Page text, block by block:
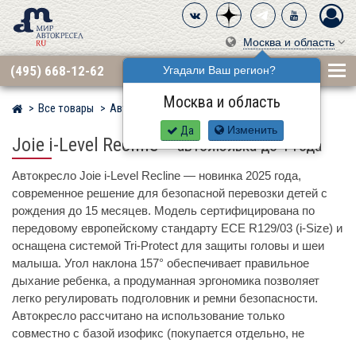
Москва и область
Угадали Ваш регион?
Москва и область
Да Изменить
(495) 668-12-62
Мир детских автокресел
Все товары Автокресла по бренду JOIE
Joie i-Level Recline–автолюлька до 1 года
Автокресло Joie i-Level Recline — новинка 2025 года,
современное решение для безопасной перевозки детей с
рождения до 15 месяцев. Модель сертифицирована по
передовому европейскому стандарту ECE R129/03 (i-Size) и
оснащена системой Tri-Protect для защиты головы и шеи
малыша. Угол наклона 157° обеспечивает правильное
дыхание ребенка, а продуманная эргономика позволяет
легко регулировать подголовник и ремни безопасности.
Автокресло рассчитано на использование только
совместно с базой изофикс (покупается отдельно, не